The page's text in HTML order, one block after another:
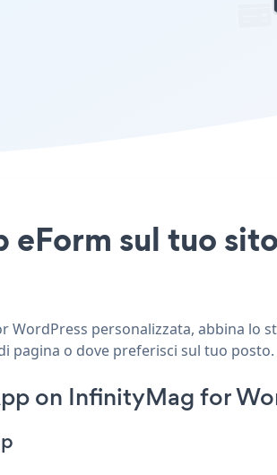
sul tuo
WordPress personalizzata, abbina
pagina o dove preferisci sul tuo posto.
on InfinityMag for